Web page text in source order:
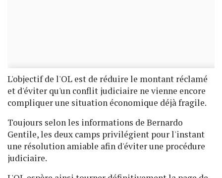
L'objectif de l'OL est de réduire le montant réclamé
et d'éviter qu'un conflit judiciaire ne vienne encore
compliquer une situation économique déjà fragile.
Toujours selon les informations de Bernardo
Gentile, les deux camps privilégient pour l'instant
une résolution amiable afin d'éviter une procédure
judiciaire.